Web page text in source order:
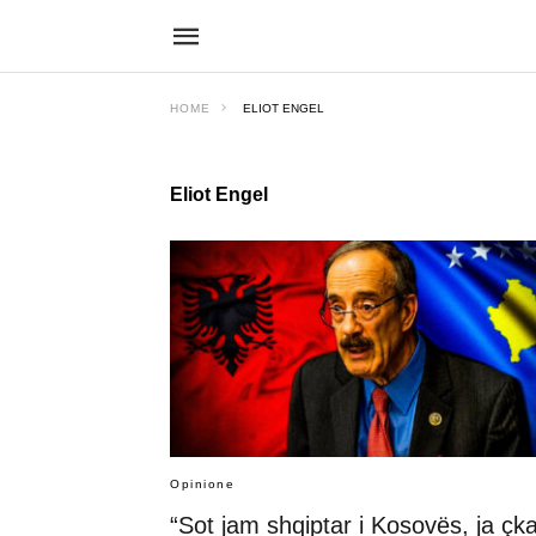
HOME ELIOT ENGEL
Eliot Engel
Opinione
“Sot jam shqiptar i Kosovës, ja